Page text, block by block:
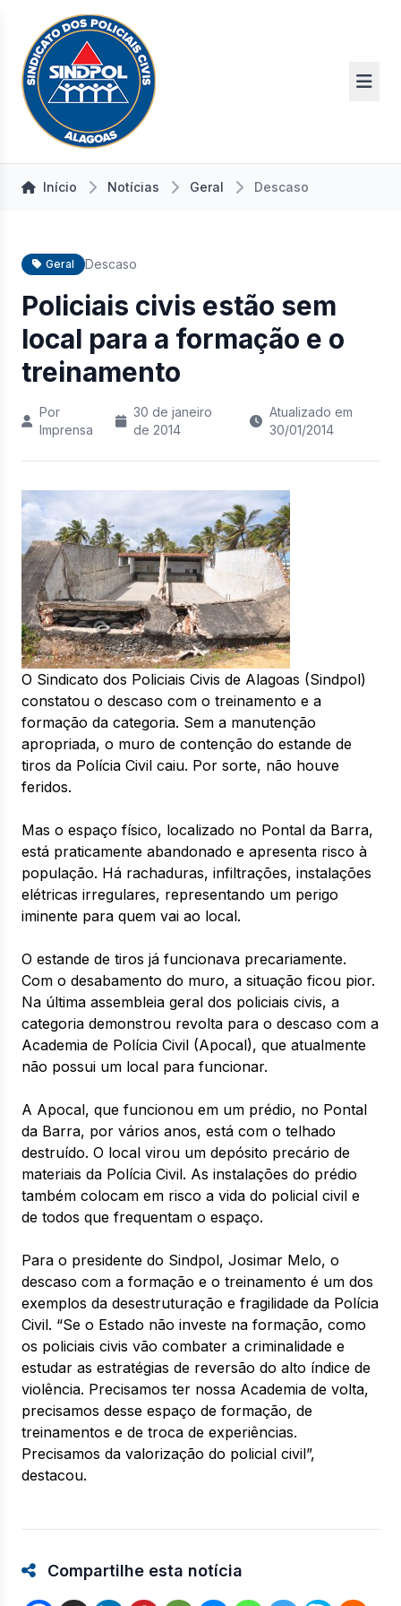
Início Notícias Geral Descaso
Geral Descaso
Policiais civis estão sem
local para a formação e o
treinamento
Por
Imprensa
30 de janeiro
de 2014
Atualizado em
30/01/2014
O Sindicato dos Policiais Civis de Alagoas (Sindpol)
constatou o descaso com o treinamento e a
formação da categoria. Sem a manutenção
apropriada, o muro de contenção do estande de
tiros da Polícia Civil caiu. Por sorte, não houve
feridos.
Mas o espaço físico, localizado no Pontal da Barra,
está praticamente abandonado e apresenta risco à
população. Há rachaduras, infiltrações, instalações
elétricas irregulares, representando um perigo
iminente para quem vai ao local.
O estande de tiros já funcionava precariamente.
Com o desabamento do muro, a situação ficou pior.
Na última assembleia geral dos policiais civis, a
categoria demonstrou revolta para o descaso com a
Academia de Polícia Civil (Apocal), que atualmente
não possui um local para funcionar.
A Apocal, que funcionou em um prédio, no Pontal
da Barra, por vários anos, está com o telhado
destruído. O local virou um depósito precário de
materiais da Polícia Civil. As instalações do prédio
também colocam em risco a vida do policial civil e
de todos que frequentam o espaço.
Para o presidente do Sindpol, Josimar Melo, o
descaso com a formação e o treinamento é um dos
exemplos da desestruturação e fragilidade da Polícia
Civil. “Se o Estado não investe na formação, como
os policiais civis vão combater a criminalidade e
estudar as estratégias de reversão do alto índice de
violência. Precisamos ter nossa Academia de volta,
precisamos desse espaço de formação, de
treinamentos e de troca de experiências.
Precisamos da valorização do policial civil”,
destacou.
Compartilhe esta notícia